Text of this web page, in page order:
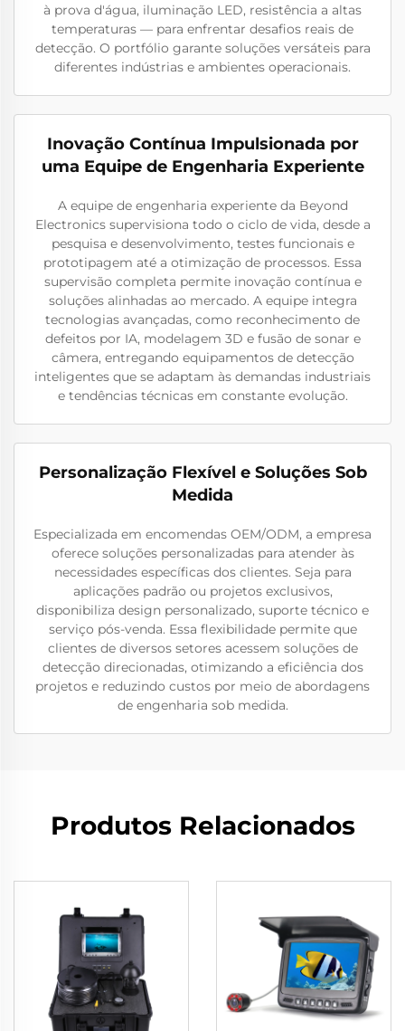
à prova d'água, iluminação LED, resistência a altas
temperaturas — para enfrentar desafios reais de
detecção. O portfólio garante soluções versáteis para
diferentes indústrias e ambientes operacionais.
Inovação Contínua Impulsionada por
uma Equipe de Engenharia Experiente
A equipe de engenharia experiente da Beyond
Electronics supervisiona todo o ciclo de vida, desde a
pesquisa e desenvolvimento, testes funcionais e
prototipagem até a otimização de processos. Essa
supervisão completa permite inovação contínua e
soluções alinhadas ao mercado. A equipe integra
tecnologias avançadas, como reconhecimento de
defeitos por IA, modelagem 3D e fusão de sonar e
câmera, entregando equipamentos de detecção
inteligentes que se adaptam às demandas industriais
e tendências técnicas em constante evolução.
Personalização Flexível e Soluções Sob
Medida
Especializada em encomendas OEM/ODM, a empresa
oferece soluções personalizadas para atender às
necessidades específicas dos clientes. Seja para
aplicações padrão ou projetos exclusivos,
disponibiliza design personalizado, suporte técnico e
serviço pós-venda. Essa flexibilidade permite que
clientes de diversos setores acessem soluções de
detecção direcionadas, otimizando a eficiência dos
projetos e reduzindo custos por meio de abordagens
de engenharia sob medida.
Produtos Relacionados